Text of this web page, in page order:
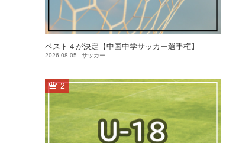
ベスト４が決定【中国中学サッカー選手権】
2026-08-05 サッカー
2